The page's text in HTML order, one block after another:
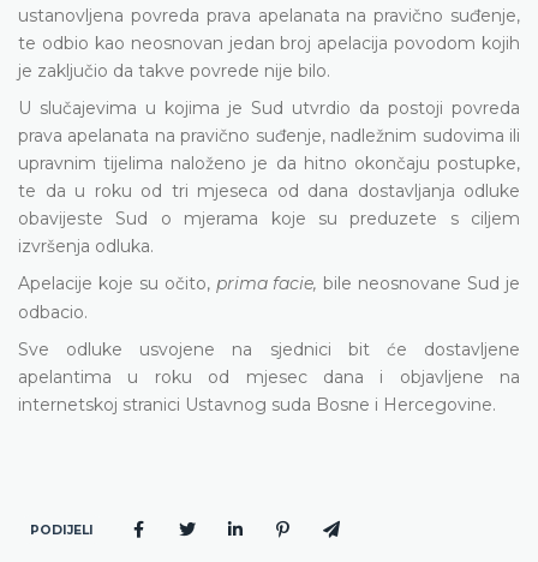
ustanovljena povreda prava apelanata na pravično suđenje,
te odbio kao neosnovan jedan broj apelacija povodom kojih
je zaključio da takve povrede nije bilo.
U slučajevima u kojima je Sud utvrdio da postoji povreda
prava apelanata na pravično suđenje, nadležnim sudovima ili
upravnim tijelima naloženo je da hitno okončaju postupke,
te da u roku od tri mjeseca od dana dostavljanja odluke
obavijeste Sud o mjerama koje su preduzete s ciljem
izvršenja odluka.
Apelacije koje su očito, prima facie, bile neosnovane Sud je
odbacio.
Sve odluke usvojene na sjednici bit će dostavljene
apelantima u roku od mjesec dana i objavljene na
internetskoj stranici Ustavnog suda Bosne i Hercegovine.
PODIJELI